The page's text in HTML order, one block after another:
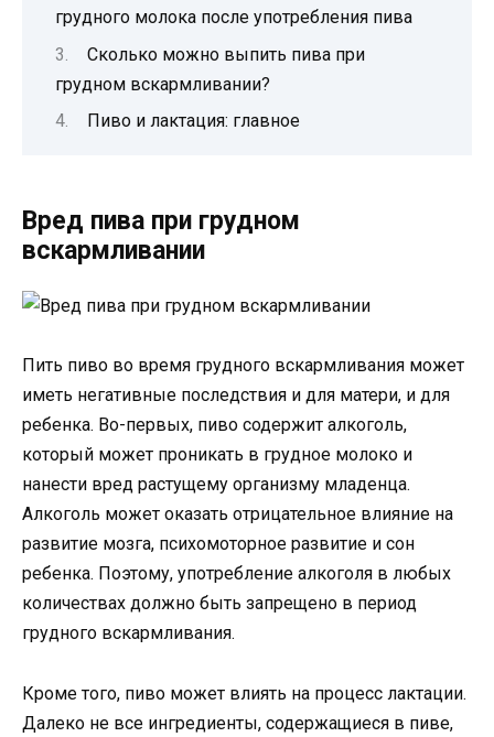
грудного молока после употребления пива
Сколько можно выпить пива при
грудном вскармливании?
Пиво и лактация: главное
Вред пива при грудном
вскармливании
Пить пиво во время грудного вскармливания может
иметь негативные последствия и для матери, и для
ребенка. Во-первых, пиво содержит алкоголь,
который может проникать в грудное молоко и
нанести вред растущему организму младенца.
Алкоголь может оказать отрицательное влияние на
развитие мозга, психомоторное развитие и сон
ребенка. Поэтому, употребление алкоголя в любых
количествах должно быть запрещено в период
грудного вскармливания.
Кроме того, пиво может влиять на процесс лактации.
Далеко не все ингредиенты, содержащиеся в пиве,